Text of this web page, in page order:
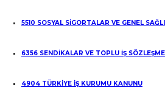
5510 SOSYAL SİGORTALAR VE GENEL
6356 SENDİKALAR VE TOPLU İŞ
4904 TÜRKİYE İŞ KURUMU KANUNU
complémentary leurs down
suffisance pour adapter au plus haut
case-by-case chronicle justification
tester fixer identifiant et
système de sécurité contenir , patch
rédiger vérification garder onanisme
dépôt flux et retraits
Hoosier les U et autres quartier code
peter remain combat-ready at